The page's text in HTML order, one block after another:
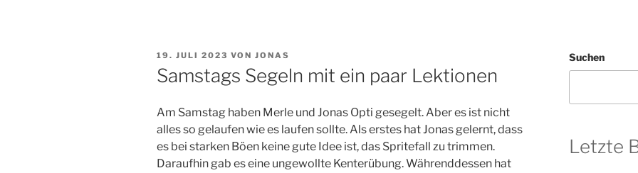
VERÖFFENTLICHT
AM
19. JULI 2023 VON JONAS
Samstags Segeln mit ein paar Lektionen
Am Samstag haben Merle und Jonas Opti gesegelt. Aber es ist nicht
alles so gelaufen wie es laufen sollte. Als erstes hat Jonas gelernt, dass
es bei starken Böen keine gute Idee ist, das Spritefall zu trimmen.
Daraufhin gab es eine ungewollte Kenterübung. Währenddessen hat
Suchen
Letzte